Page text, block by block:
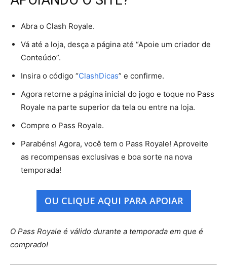
Abra o Clash Royale.
Vá até a loja, desça a página até “Apoie um criador de
Conteúdo”.
Insira o código “ClashDicas” e confirme.
Agora retorne a página inicial do jogo e toque no Pass
Royale na parte superior da tela ou entre na loja.
Compre o Pass Royale.
Parabéns! Agora, você tem o Pass Royale! Aproveite
as recompensas exclusivas e boa sorte na nova
temporada!
OU CLIQUE AQUI PARA APOIAR
O Pass Royale é válido durante a temporada em que é
comprado!